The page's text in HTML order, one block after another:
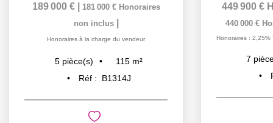
189 000 € 181 000 € Honoraires
non inclus
Honoraires à la charge du vendeur
5 pièce(s) 115 m²
Réf :
B1314J
449 900 €
440 000 €
Honoraires : 2,25%
7